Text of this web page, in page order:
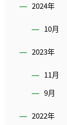
2024年
10月
2023年
11月
9月
2022年